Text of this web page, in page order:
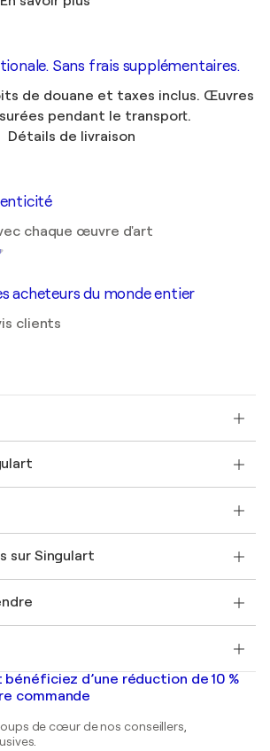
Sans frais supplémentaires.
de douane et taxes inclus. Œuvres
pendant le transport.
Détails de livraison
chaque œuvre d'art
acheteurs du monde entier
clients
commercial
d'art original
qu'Artiste
sur Singulart
à vendre
d’une réduction de 10 %
commande
de cœur de nos conseillers,